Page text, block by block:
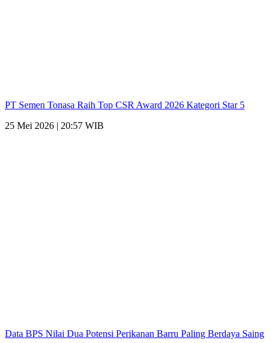
PT Semen Tonasa Raih Top CSR Award 2026 Kategori Star 5
25 Mei 2026 | 20:57 WIB
Data BPS Nilai Dua Potensi Perikanan Barru Paling Berdaya Saing